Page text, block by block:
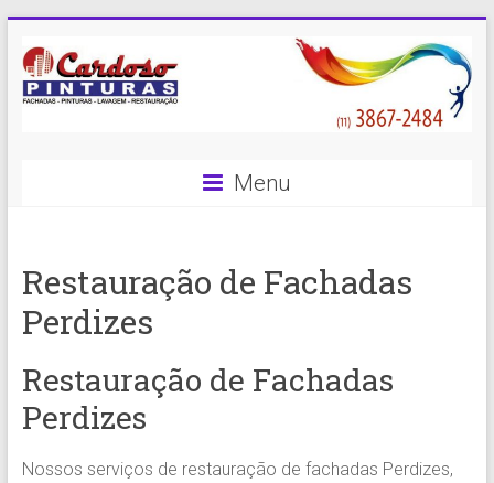
content
Predial
com
qualidade
eficiência
é
com
a
Menu
Restauração de Fachadas
Perdizes
Restauração de Fachadas
Perdizes
Nossos serviços de restauração de fachadas Perdizes,